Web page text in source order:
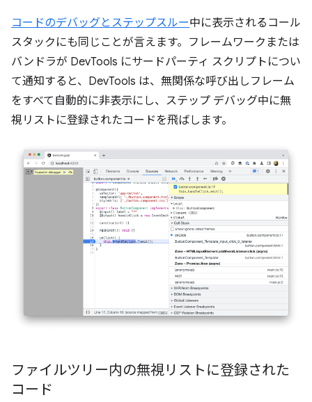
コードのデバッグとステップスルー中に表示されるコール
スタックにも同じことが言えます。フレームワークまたは
バンドラが DevTools にサードパーティ スクリプトについ
て通知すると、DevTools は、無関係な呼び出しフレーム
をすべて自動的に非表示にし、ステップ デバッグ中に無
視リストに登録されたコードを飛ばします。
ファイルツリー内の無視リストに登録された
コード